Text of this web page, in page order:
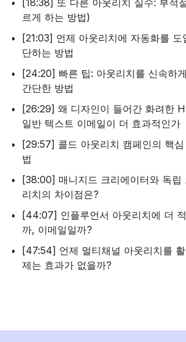
[18:38] 또 다른 아웃리치 실수: 부적
르게 하는 방법)
[21:03] 언제 아웃리치에 자동화를
단하는 방법
[24:20] 빠른 팁: 아웃리치를 신속하
간단한 방법
[26:29] 왜 디자인이 들어간 화려한
일반 텍스트 이메일이 더 효과적인가
[29:57] 콜드 아웃리치 캠페인의 핵
법
[38:00] 매니지드 크리에이터와 독립
리치의 차이점은?
[44:07] 인플루언서 아웃리치에 더
까, 이메일일까?
[47:54] 언제 멀티채널 아웃리치를
제는 효과가 없을까?